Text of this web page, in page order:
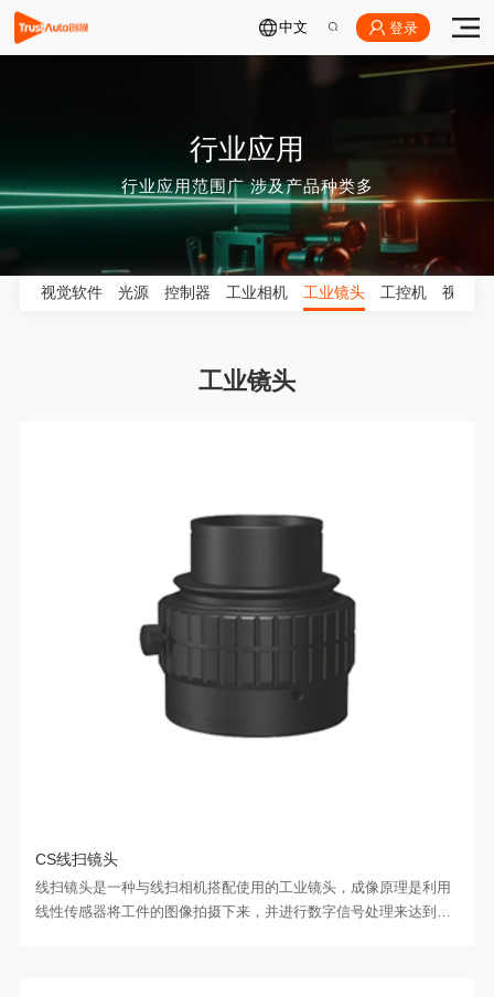
中文 登录
行业应用
行业应用范围广 涉及产品种类多
视觉软件 光源 控制器 工业相机 工业镜头 工控机 视觉配
工业镜头
CS线扫镜头
线扫镜头是一种与线扫相机搭配使用的工业镜头，成像原理是利用
线性传感器将工件的图像拍摄下来，并进行数字信号处理来达到高